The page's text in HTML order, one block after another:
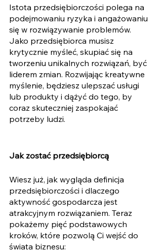
Istota przedsiębiorczości polega na
podejmowaniu ryzyka i angażowaniu
się w rozwiązywanie problemów.
Jako przedsiębiorca musisz
krytycznie myśleć, skupiać się na
tworzeniu unikalnych rozwiązań, być
liderem zmian. Rozwijając kreatywne
myślenie, będziesz ulepszać usługi
lub produkty i dążyć do tego, by
coraz skuteczniej zaspokajać
potrzeby ludzi.
Jak zostać przedsiębiorcą
Wiesz już, jak wygląda definicja
przedsiębiorczości i dlaczego
aktywność gospodarcza jest
atrakcyjnym rozwiązaniem. Teraz
pokażemy pięć podstawowych
kroków, które pozwolą Ci wejść do
świata biznesu: